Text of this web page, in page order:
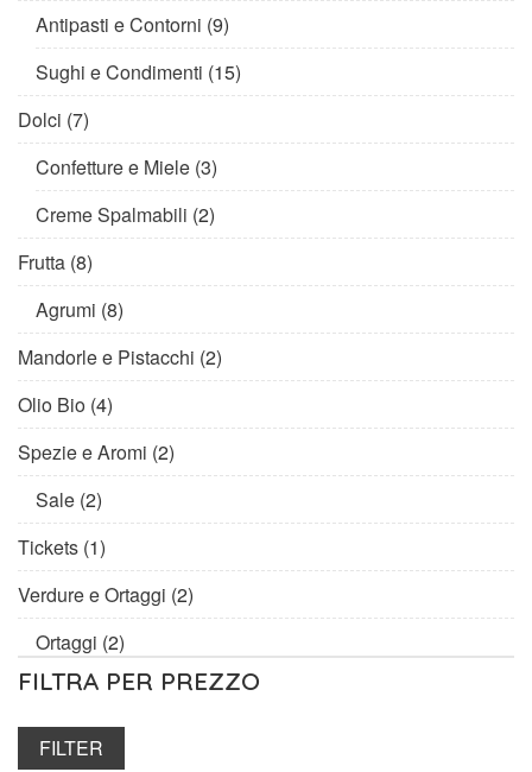
Antipasti e Contorni (9)
Sughi e Condimenti (15)
Dolci (7)
Confetture e Miele (3)
Creme Spalmabili (2)
Frutta (8)
Agrumi (8)
Mandorle e Pistacchi (2)
Olio Bio (4)
Spezie e Aromi (2)
Sale (2)
Tickets (1)
Verdure e Ortaggi (2)
Ortaggi (2)
FILTRA PER PREZZO
FILTER